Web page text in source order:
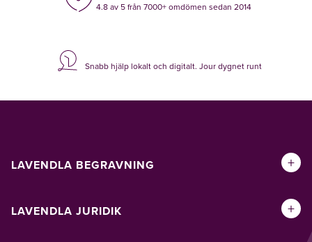
4.8 av 5 från 7000+ omdömen sedan 2014
Snabb hjälp lokalt och digitalt. Jour dygnet runt
LAVENDLA BEGRAVNING +
LAVENDLA JURIDIK +